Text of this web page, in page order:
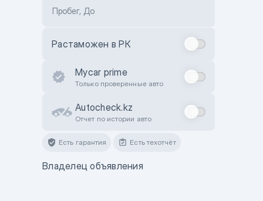
Пробег, До
Растаможен в РК
Mycar prime
Только проверенные авто
Autocheck.kz
Отчет по истории авто
Есть гарантия Есть техотчёт
Владелец объявления